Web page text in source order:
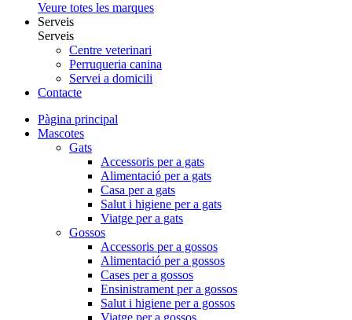
Veure totes les marques
Serveis
Serveis
Centre veterinari
Perruqueria canina
Servei a domicili
Contacte
Pàgina principal
Mascotes
Gats
Accessoris per a gats
Alimentació per a gats
Casa per a gats
Salut i higiene per a gats
Viatge per a gats
Gossos
Accessoris per a gossos
Alimentació per a gossos
Cases per a gossos
Ensinistrament per a gossos
Salut i higiene per a gossos
Viatge per a gossos